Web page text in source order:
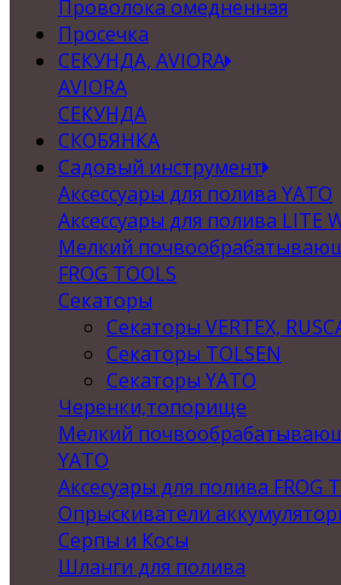
Проволока омедненная
Просечка
СЕКУНДА, AVIORA
AVIORA
СЕКУНДА
СКОБЯНКА
Садовый инструмент
Аксессуары для полива YATO
Аксессуары для полива LITE
Мелкий
FROG TOOLS
Секаторы
Секаторы VERTEX,
Секаторы TOLSEN
Секаторы YATO
Черенки,топорище
Мелкий
YATO
Аксесуары для полива FROG
Опрыскиватели
Серпы и Косы
Шланги для полива